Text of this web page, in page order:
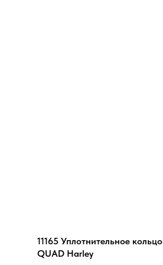
11165 Уплотнительное кольцо
QUAD Harley